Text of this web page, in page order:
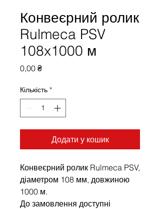
Конвеєрний ролик
Rulmeca PSV
108x1000 м
0,00 ₴Ціна
Кількість *
Додати у кошик
Конвеєрний ролик Rulmeca PSV,
діаметром 108 мм, довжиною
1000 м.
До замовлення доступні